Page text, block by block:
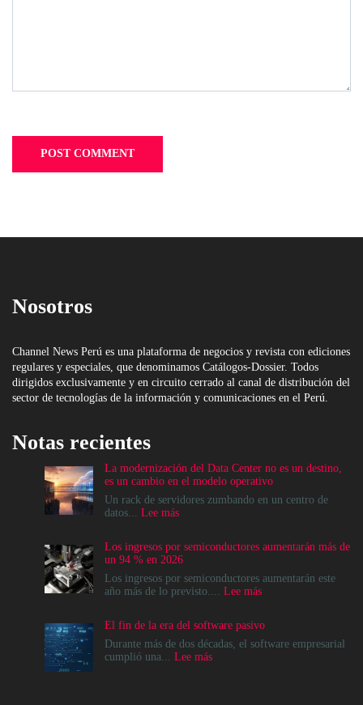
Nosotros
Channel News Perú es una plataforma de negocios y revista con ediciones
regulares y especiales, que denominamos Catálogos-Dossier. Todos
dirigidos exclusivamente y en circuito cerrado al canal de distribución del
sector de tecnologías de la información y comunicaciones en el Perú.
Notas recientes
La modernización del Data Center no es un destino,
es un cambio en el modelo operativo
Un rack de servidores zumbando en un centro de
datos... Lee más:
del
Data
Center
no
destino,
es
un
Los ingresos por semiconductores aumentarán más de
un 94 % en 2026
Los ingresos por semiconductores aumentarán este
año más de lo previsto.... Lee más:
por
semiconductores
El fin de la era del software pasivo
Durante más de dos décadas, el software empresarial
cumplió una... Lee más: